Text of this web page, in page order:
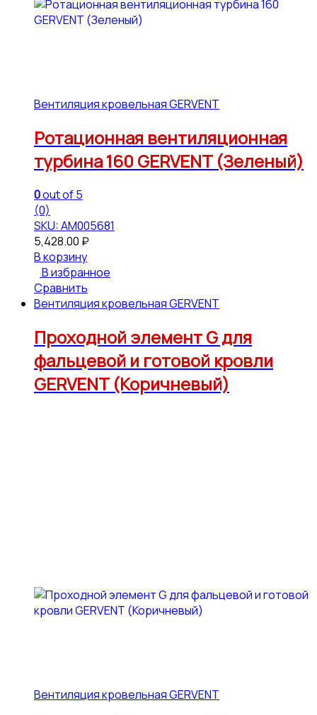
Вентиляция кровельная GERVENT
Ротационная вентиляционная
турбина 160 GERVENT (Зеленый)
0out of 5
(0)
SKU: АМ005681
5,428.00 ₽
В корзину
В избранное
Сравнить
Вентиляция кровельная GERVENT
Проходной элемент G для
фальцевой и готовой кровли
GERVENT (Коричневый)
Вентиляция кровельная GERVENT